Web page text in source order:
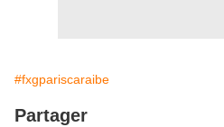
#fxgpariscaraibe
Partager